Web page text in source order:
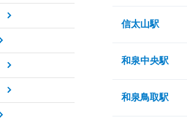
信太山駅
和泉中央駅
和泉鳥取駅